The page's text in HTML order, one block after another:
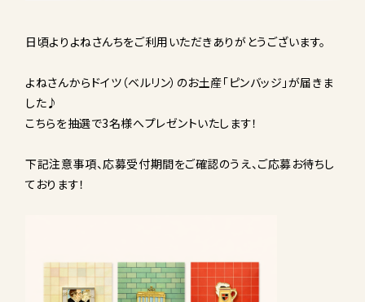
日頃よりよねさんちをご利用いただきありがとうございます。
よねさんからドイツ（ベルリン）のお土産「ピンバッジ」が届きま
した♪
こちらを抽選で3名様へプレゼントいたします！
下記注意事項、応募受付期間をご確認のうえ、ご応募お待ちし
ております！